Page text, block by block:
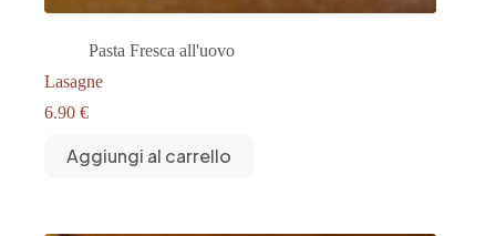
Pasta Fresca all'uovo
Lasagne
6.90 €
Aggiungi al carrello